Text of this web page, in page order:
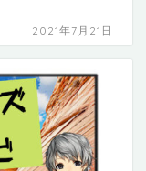
2021年7月21日